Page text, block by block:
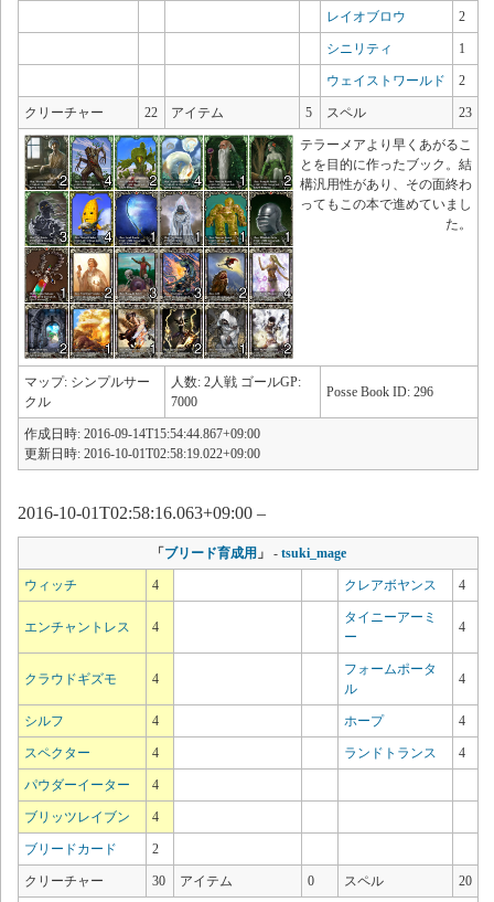
レイオブロウ 2
シニリティ 1
ウェイストワールド 2
クリーチャー 22 アイテム 5 スペル 23
テラーメアより早くあがるこ
とを目的に作ったブック。結
構汎用性があり、その面終わ
ってもこの本で進めていまし
た。
マップ: シンプルサー
クル
人数: 2人戦 ゴールGP:
7000
Posse Book ID: 296
作成日時: 2016-09-14T15:54:44.867+09:00
更新日時: 2016-10-01T02:58:19.022+09:00
2016-10-01T02:58:16.063+09:00 –
「ブリード育成用 」 - tsuki_mage
ウィッチ 4 クレアボヤンス 4
エンチャントレス 4
タイニーアーミ
ー
4
クラウドギズモ 4
フォームポータ
ル
4
シルフ 4 ホープ 4
スペクター 4 ランドトランス 4
パウダーイーター 4
ブリッツレイブン 4
ブリードカード 2
クリーチャー 30 アイテム 0 スペル 20